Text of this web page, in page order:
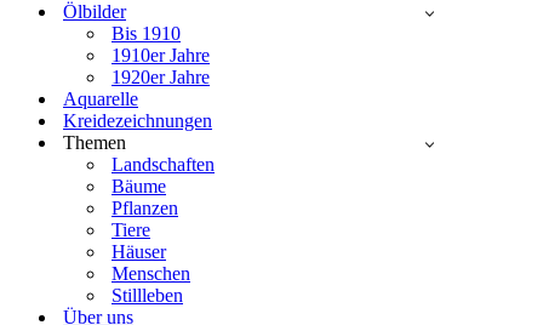
Ölbilder
Bis 1910
1910er Jahre
1920er Jahre
Aquarelle
Kreidezeichnungen
Themen
Landschaften
Bäume
Pflanzen
Tiere
Häuser
Menschen
Stillleben
Über uns